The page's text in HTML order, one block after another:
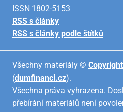
ISSN 1802-5153
RSS s články
RSS s články podle štítků
Všechny materiály © Copyright
(dumfinanci.cz).
Všechna práva vyhrazena.
přebírání materiálů není